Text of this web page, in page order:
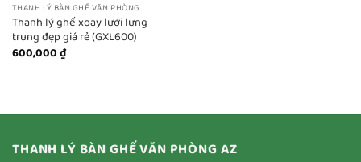
THANH LÝ BÀN GHẾ VĂN PHÒNG
Thanh lý ghế xoay lưới lưng
trung đẹp giá rẻ (GXL600)
600,000₫
THANH LÝ BÀN GHẾ VĂN PHÒNG AZ